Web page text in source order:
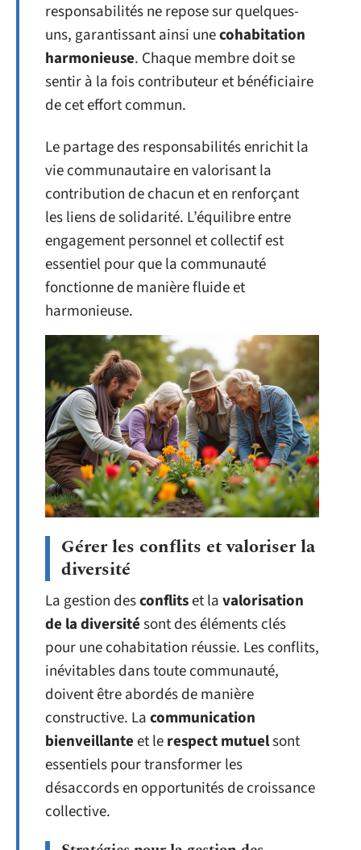
responsabilités ne repose sur quelques-
uns, garantissant ainsi unecohabitation
harmonieuse. Chaque membre doit se
sentir à la fois contributeur et bénéficiaire
de cet effort commun.
Le partage des responsabilités enrichit la
vie communautaire en valorisant la
contribution de chacun et en renforçant
les liens de solidarité. L’équilibre entre
engagement personnel et collectif est
essentiel pour que la communauté
fonctionne de manière fluide et
harmonieuse.
Gérer les conflits et valoriser la
diversité
La gestion desconflitset lavalorisation
de la diversitésont des éléments clés
pour une cohabitation réussie. Les conflits,
inévitables dans toute communauté,
doivent être abordés de manière
constructive. Lacommunication
bienveillanteet lerespect mutuelsont
essentiels pour transformer les
désaccords en opportunités de croissance
collective.